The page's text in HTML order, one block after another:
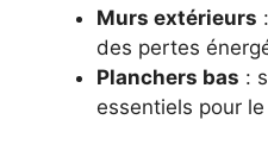
Murs extérieurs
des pertes
Planchers bas :
essentiels pour